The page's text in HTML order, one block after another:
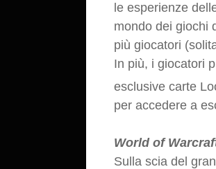
le esperienze
mondo dei giochi
più giocatori
In più, i giocatori
esclusive carte
per accedere a
World of
Sulla scia del